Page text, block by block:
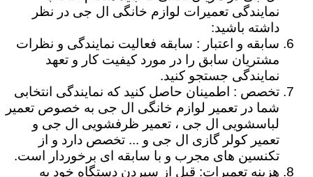
نمایندگی تعمیرات لوازم خانگی ال جی در نظر
داشته باشید:
سابقه و اعتبار : سابقه فعالیت نمایندگی و نظرات
مشتریان سابق را در مورد کیفیت کار و تعهد
نمایندگی جستجو کنید.
تخصص : اطمینان حاصل کنید که نمایندگی انتخابی
شما در تعمیر لوازم خانگی ال جی به خصوص تعمیر
لباسشویی ال جی ، تعمیر ظرفشویی ال جی و
تعمیر کولر گازی ال جی و ... تخصص دارد و از
تکنسین های مجرب و با سابقه ای برخوردار است.
هزینه تعمیرات: قبل از سپردن دستگاه خود به